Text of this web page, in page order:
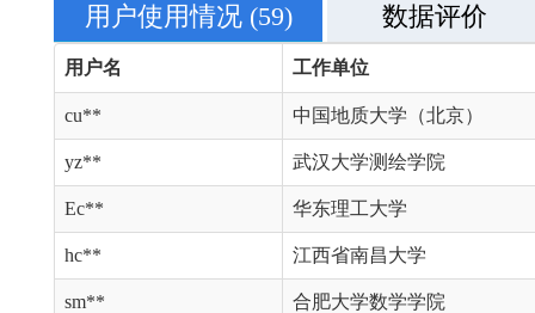
用户使用情况 (59) 数据评价
用户名 工作单位
cu** 中国地质大学（北京）
yz** 武汉大学测绘学院
Ec** 华东理工大学
hc** 江西省南昌大学
sm** 合肥大学数学学院